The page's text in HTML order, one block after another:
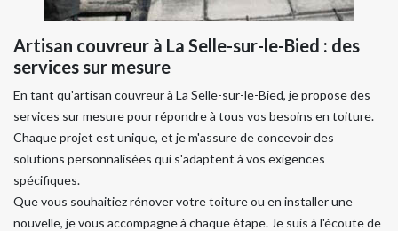
Artisan couvreur à La Selle-sur-le-Bied : des
services sur mesure
En tant qu'artisan couvreur à La Selle-sur-le-Bied, je propose des
services sur mesure pour répondre à tous vos besoins en toiture.
Chaque projet est unique, et je m'assure de concevoir des
solutions personnalisées qui s'adaptent à vos exigences
spécifiques.
Que vous souhaitiez rénover votre toiture ou en installer une
nouvelle, je vous accompagne à chaque étape. Je suis à l'écoute de